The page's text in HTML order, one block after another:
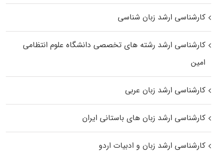
کارشناسی ارشد زبان شناسی
کارشناسی ارشد رﺷﺘﻪ ﻫﺎی تخصصی داﻧﺸﮕﺎه ﻋﻠﻮم انتظامی
اﻣﻴﻦ
کارشناسی ارشد زبان عربی
کارشناسی ارشد زبان‌ های باستانی ایران
کارشناسی ارشد زبان و ادبیات اردو